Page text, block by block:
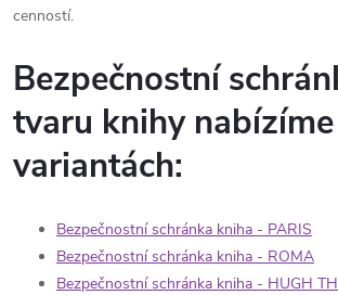
cenností.
Bezpečnostní
tvaru knihy
variantách:
Bezpečnostní schránka kniha - PARIS
Bezpečnostní schránka kniha - ROMA
Bezpečnostní schránka kniha - HUGH